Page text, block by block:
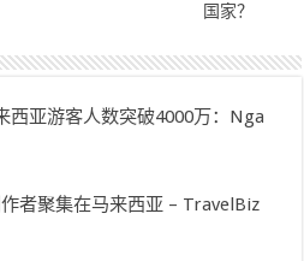
国家？
西亚游客人数突破4000万：Nga
者聚集在马来西亚 – TravelBiz